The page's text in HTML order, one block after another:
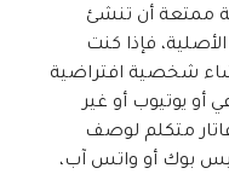
ممتعة أن تنشئ
فإذا كنت
شخصية افتراضية
أو يوتيوب أو غير
متكلم لوصف
بوك أو واتس آب،